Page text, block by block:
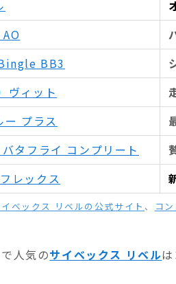
BB3
ヴィット
ー プラス
タフライ コンプリート
レックス
ベックス リベルの公式サイト 、 コ
人気のサイベックス リベル